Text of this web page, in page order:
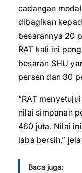
cadangan
dibagikan
besarannya 20
RAT kali ini
besaran SHU
persen dan 30
“RAT
nilai simpanan
460 juta. Nilai
laba bersih,”
Baca juga: